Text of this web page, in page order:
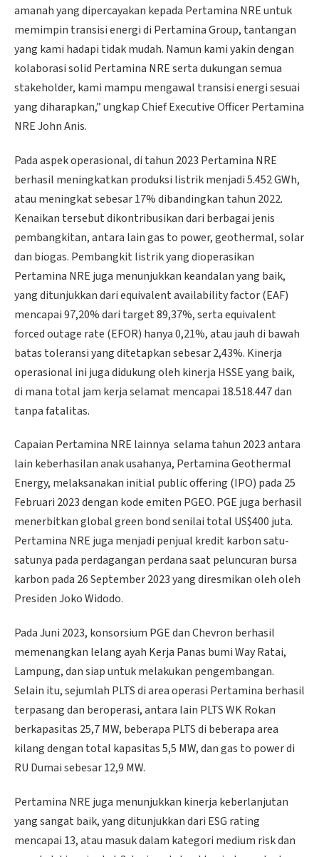
amanah yang dipercayakan kepada Pertamina NRE untuk
memimpin transisi energi di Pertamina Group, tantangan
yang kami hadapi tidak mudah. Namun kami yakin dengan
kolaborasi solid Pertamina NRE serta dukungan semua
stakeholder, kami mampu mengawal transisi energi sesuai
yang diharapkan,” ungkap Chief Executive Officer Pertamina
NRE John Anis.
Pada aspek operasional, di tahun 2023 Pertamina NRE
berhasil meningkatkan produksi listrik menjadi 5.452 GWh,
atau meningkat sebesar 17% dibandingkan tahun 2022.
Kenaikan tersebut dikontribusikan dari berbagai jenis
pembangkitan, antara lain gas to power, geothermal, solar
dan biogas. Pembangkit listrik yang dioperasikan
Pertamina NRE juga menunjukkan keandalan yang baik,
yang ditunjukkan dari equivalent availability factor (EAF)
mencapai 97,20% dari target 89,37%, serta equivalent
forced outage rate (EFOR) hanya 0,21%, atau jauh di bawah
batas toleransi yang ditetapkan sebesar 2,43%. Kinerja
operasional ini juga didukung oleh kinerja HSSE yang baik,
di mana total jam kerja selamat mencapai 18.518.447 dan
tanpa fatalitas.
Capaian Pertamina NRE lainnya selama tahun 2023 antara
lain keberhasilan anak usahanya, Pertamina Geothermal
Energy, melaksanakan initial public offering (IPO) pada 25
Februari 2023 dengan kode emiten PGEO. PGE juga berhasil
menerbitkan global green bond senilai total US$400 juta.
Pertamina NRE juga menjadi penjual kredit karbon satu-
satunya pada perdagangan perdana saat peluncuran bursa
karbon pada 26 September 2023 yang diresmikan oleh oleh
Presiden Joko Widodo.
Pada Juni 2023, konsorsium PGE dan Chevron berhasil
memenangkan lelang ayah Kerja Panas bumi Way Ratai,
Lampung, dan siap untuk melakukan pengembangan.
Selain itu, sejumlah PLTS di area operasi Pertamina berhasil
terpasang dan beroperasi, antara lain PLTS WK Rokan
berkapasitas 25,7 MW, beberapa PLTS di beberapa area
kilang dengan total kapasitas 5,5 MW, dan gas to power di
RU Dumai sebesar 12,9 MW.
Pertamina NRE juga menunjukkan kinerja keberlanjutan
yang sangat baik, yang ditunjukkan dari ESG rating
mencapai 13, atau masuk dalam kategori medium risk dan